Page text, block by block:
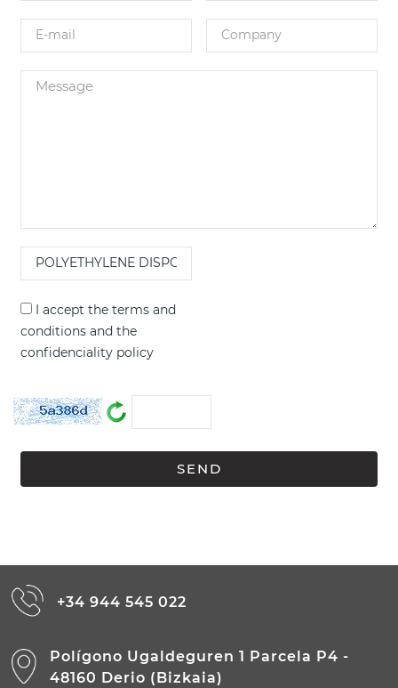
I accept the terms and
conditions and the
confidenciality policy
+34 944 545 022
Polígono Ugaldeguren 1 Parcela P4 -
48160 Derio (Bizkaia)